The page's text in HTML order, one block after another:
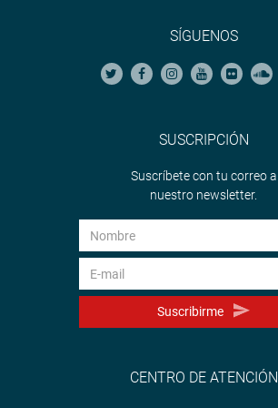
SÍGUENOS
SUSCRIPCIÓN
Suscríbete con tu correo a
nuestro newsletter.
Suscribirme
CENTRO DE ATENCIÓN